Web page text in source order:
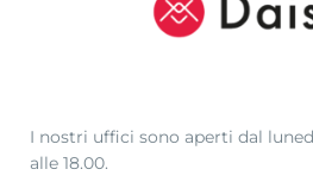
I nostri uffici sono aperti dal
alle 18.00.